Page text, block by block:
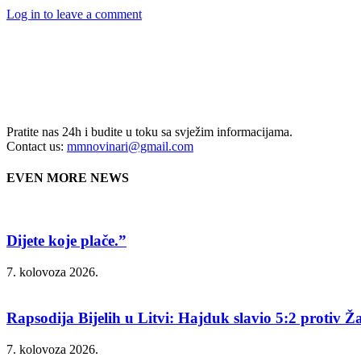
Log in to leave a comment
Pratite nas 24h i budite u toku sa svježim informacijama.
Contact us: mmnovinari@gmail.com
EVEN MORE NEWS
Dijete koje plače.”
7. kolovoza 2026.
Rapsodija Bijelih u Litvi: Hajduk slavio 5:2 protiv
7. kolovoza 2026.